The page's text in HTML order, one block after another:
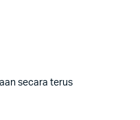
secara terus